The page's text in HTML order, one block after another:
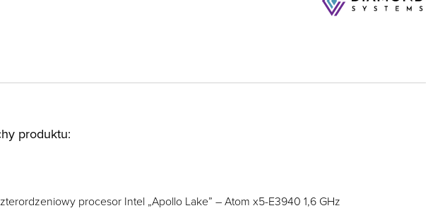
produktu:
procesor Intel „Apollo Lake” – Atom x5-E3940 1,6 GHz